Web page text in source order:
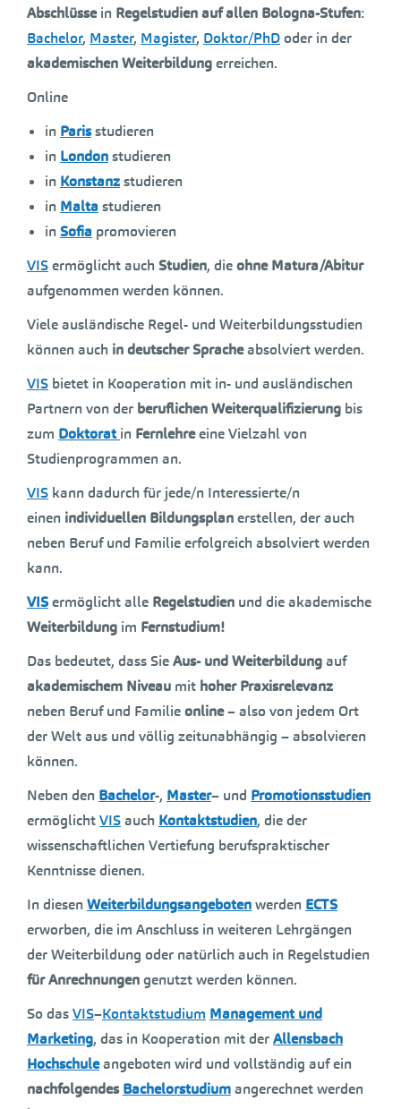
Abschlüssein Regelstudienauf allen Bologna-Stufen:
Bachelor, Master, Magister, Doktor/PhDoder in der
akademischen Weiterbildungerreichen.
Online
in Parisstudieren
in Londonstudieren
in Konstanzstudieren
in Malta studieren
in Sofia promovieren
VISermöglicht auch Studien, dieohne Matura/Abitur
aufgenommen werden können.
Viele ausländische Regel- und Weiterbildungsstudien
können auch in deutscher Spracheabsolviert werden.
VIS bietet in Kooperation mit in- und ausländischen
Partnern von der beruflichen Weiterqualifizierung bis
zum Doktoratin Fernlehreeine Vielzahl von
Studienprogrammen an.
VIS kann dadurch für jede/n Interessierte/n
einen individuellen Bildungsplanerstellen, der auch
neben Beruf und Familie erfolgreich absolviert werden
kann.
VISermöglicht alle Regelstudien und die akademische
Weiterbildung im Fernstudium!
Das bedeutet, dass SieAus- und Weiterbildungauf
akademischem Niveau mit hoher Praxisrelevanz
neben Beruf und Familieonline– also von jedem Ort
der Welt aus und völlig zeitunabhängig – absolvieren
können.
Neben den Bachelor-, Master– und Promotionsstudien
ermöglichtVISauch Kontaktstudien, die der
wissenschaftlichen Vertiefung berufspraktischer
Kenntnisse dienen.
In diesen Weiterbildungsangebotenwerden ECTS
erworben, die im Anschluss in weiteren Lehrgängen
der Weiterbildung oder natürlich auch in Regelstudien
für Anrechnungengenutzt werden können.
So dasVIS–Kontaktstudium Management und
Marketing, das in Kooperation mit derAllensbach
Hochschuleangeboten wird und vollständig auf ein
nachfolgendesBachelorstudiumangerechnet werden